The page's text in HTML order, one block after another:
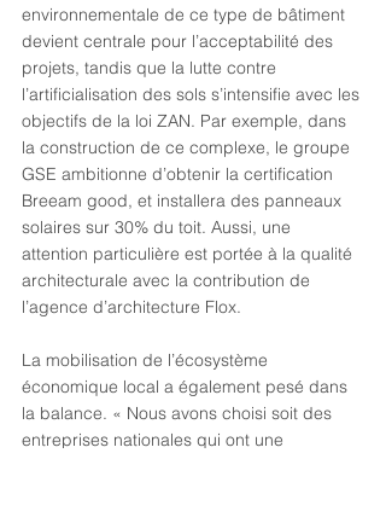
environnementale de ce type de bâtiment
devient centrale pour l’acceptabilité des
projets, tandis que la lutte contre
l’artificialisation des sols s’intensifie avec les
objectifs de la loi ZAN. Par exemple, dans
la construction de ce complexe, le groupe
GSE ambitionne d’obtenir la certification
Breeam good, et installera des panneaux
solaires sur 30% du toit. Aussi, une
attention particulière est portée à la qualité
architecturale avec la contribution de
l’agence d’architecture Flox.
La mobilisation de l’écosystème
économique local a également pesé dans
la balance. « Nous avons choisi soit des
entreprises nationales qui ont une